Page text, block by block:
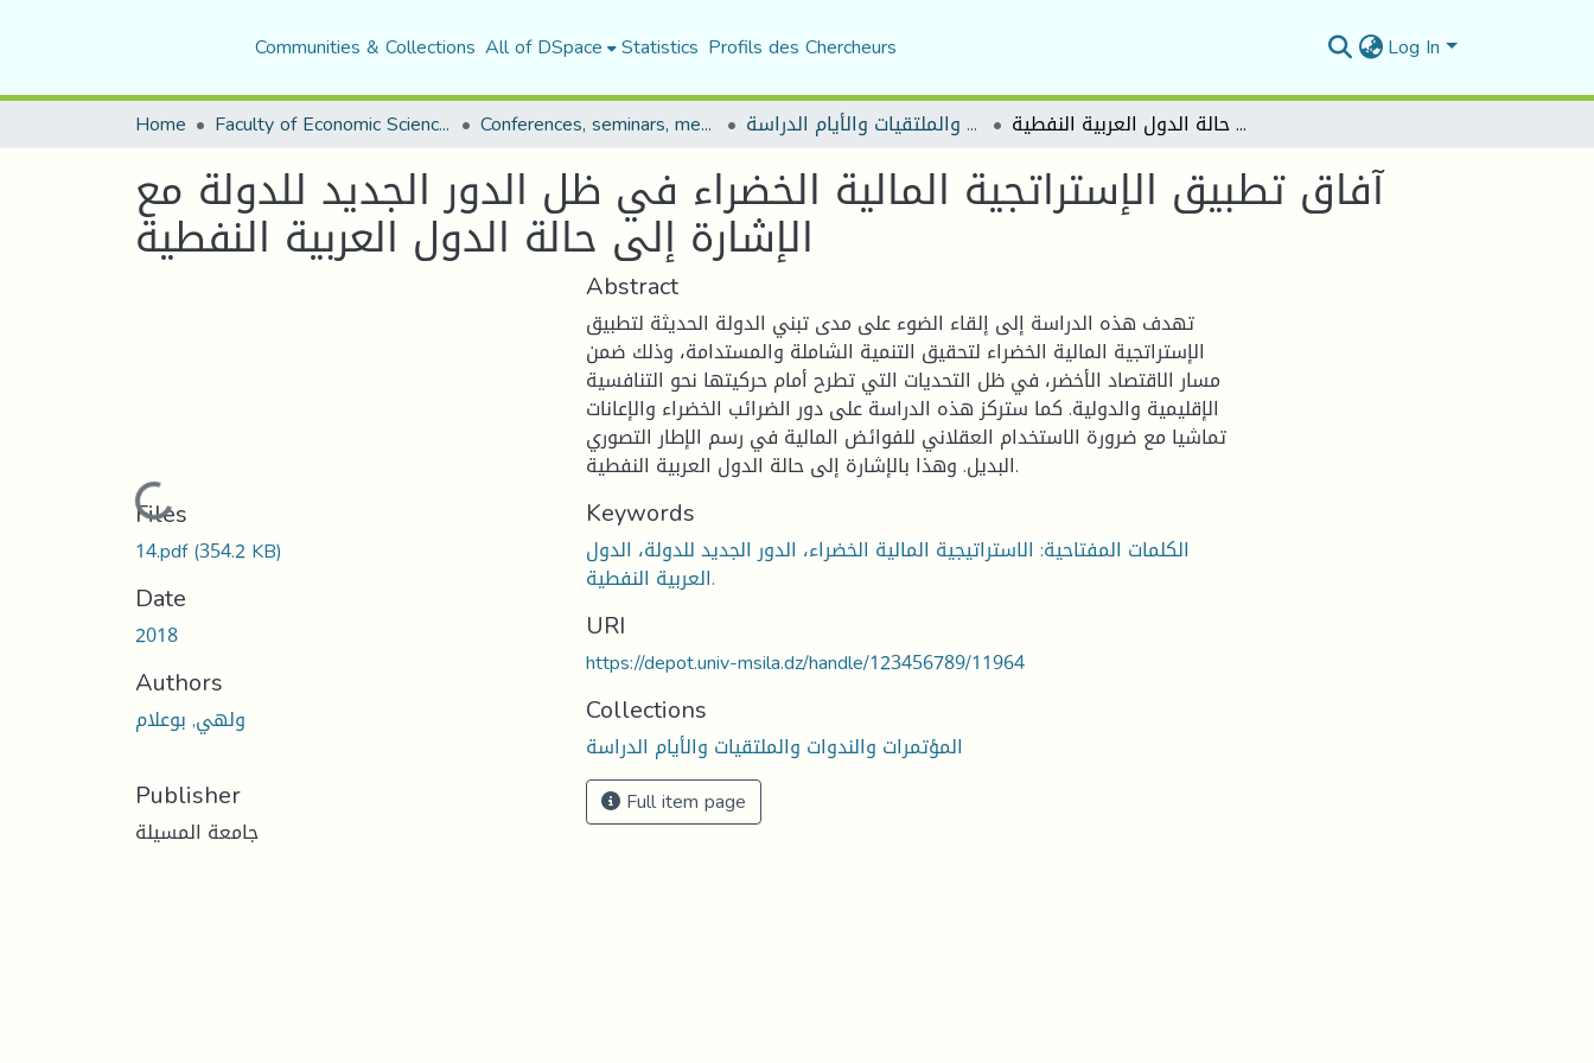
Communities & Collections All of DSpace Statistics Profils des Chercheurs Log In
Home Faculty of Economic Sciences, Commerce and Management Sciences Conferences, seminars, meetings, and study days المؤتمرات والندوات والملتقيات والأيام الدراسة آفاق تطبيق الإستراتجية المالية الخضراء في ظل الدور الجديد للدولة مع الإشارة إلى حالة الدول العربية النفطية
آفاق تطبيق الإستراتجية المالية الخضراء في ظل الدور الجديد للدولة مع
الإشارة إلى حالة الدول العربية النفطية
Loading...
Files
14.pdf(354.2 KB)
Date
2018
Authors
ولهي, بوعلام
Publisher
جامعة المسيلة
Abstract
تهدف هذه الدراسة إلى إلقاء الضوء على مدى تبني الدولة الحديثة لتطبيق
الإستراتجية المالية الخضراء لتحقيق التنمية الشاملة والمستدامة، وذلك ضمن
مسار الاقتصاد الأخضر، في ظل التحديات التي تطرح أمام حركيتها نحو التنافسية
الإقليمية والدولية. كما ستركز هذه الدراسة على دور الضرائب الخضراء والإعانات
تماشيا مع ضرورة الاستخدام العقلاني للفوائض المالية في رسم الإطار التصوري
البديل. وهذا بالإشارة إلى حالة الدول العربية النفطية.
Keywords
الكلمات المفتاحية: الاستراتيجية المالية الخضراء، الدور الجديد للدولة، الدول
العربية النفطية.
URI
https://depot.univ-msila.dz/handle/123456789/11964
Collections
المؤتمرات والندوات والملتقيات والأيام الدراسة
Full item page